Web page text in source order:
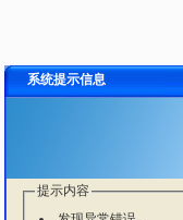
系统提示信息
提示内容